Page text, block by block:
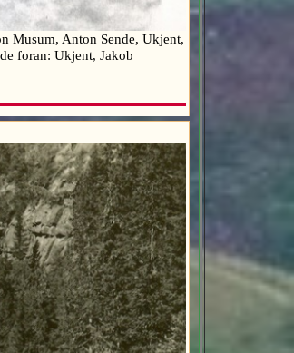
Musum, Anton Sende, Ukjent,
foran: Ukjent, Jakob